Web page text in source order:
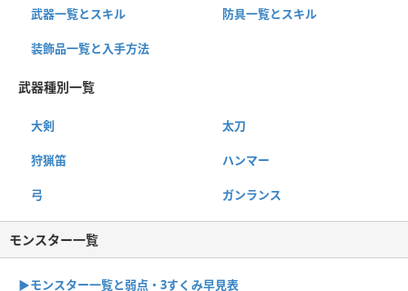
武器一覧とスキル 防具一覧とスキル
装飾品一覧と入手方法
武器種別一覧
大剣 太刀
狩猟笛 ハンマー
弓 ガンランス
モンスター一覧
▶︎モンスター一覧と弱点・3すくみ早見表